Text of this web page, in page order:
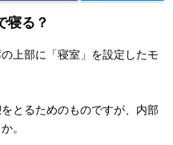
寝る？
上部に「寝室」を設定したモ
とるためのものですが、内部
。